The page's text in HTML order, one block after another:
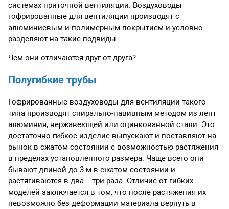
системах приточной вентиляции. Воздуховоды
гофрированные для вентиляции производят с
алюминиевым и полимерным покрытием и условно
разделяют на такие подвиды:
Чем они отличаются друг от друга?
Полугибкие трубы
Гофрированные воздуховоды для вентиляции такого
типа производят спирально-навивным методом из лент
алюминия, нержавеющей или оцинкованной стали. Это
достаточно гибкое изделие выпускают и поставляют на
рынок в сжатом состоянии с возможностью растяжения
в пределах установленного размера. Чаще всего они
бывают длиной до 3 м в сжатом состоянии и
растягиваются в два – три раза. Отличие от гибких
моделей заключается в том, что после растяжения их
невозможно без деформации материала вернуть в